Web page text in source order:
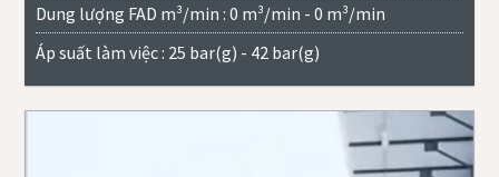
Dung lượng FAD m³/min : 0 m³/min - 0 m³/min
Áp suất làm việc : 25 bar(g) - 42 bar(g)